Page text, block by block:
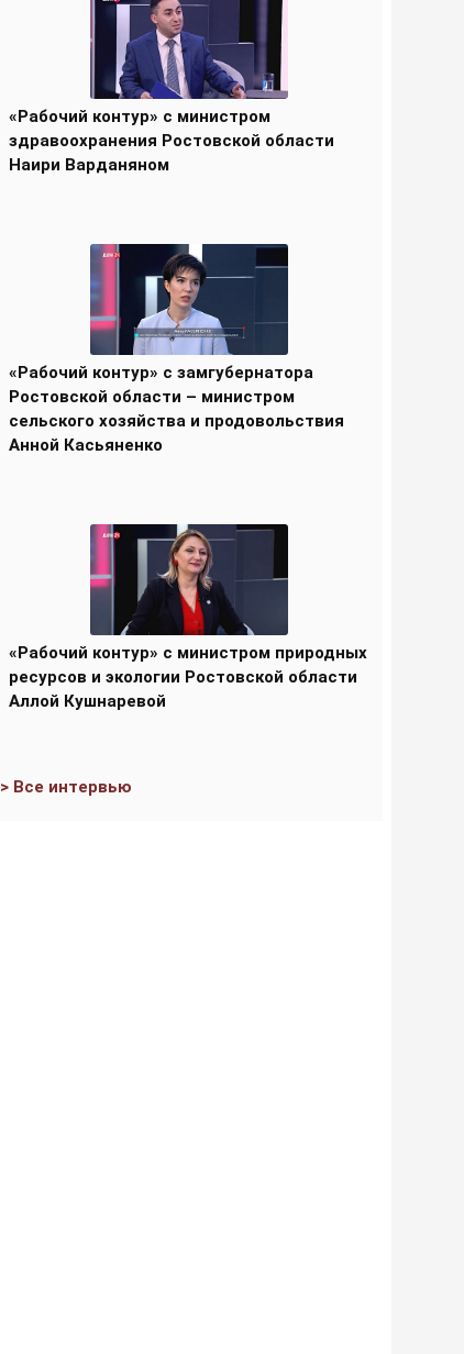
«Рабочий контур» с министром
здравоохранения Ростовской области
Наири Варданяном
«Рабочий контур» с замгубернатора
Ростовской области – министром
сельского хозяйства и продовольствия
Анной Касьяненко
«Рабочий контур» с министром природных
ресурсов и экологии Ростовской области
Аллой Кушнаревой
> Все интервью